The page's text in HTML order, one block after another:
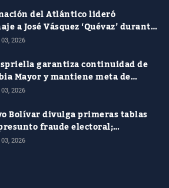
del Atlántico lideró
a José Vásquez ‘Quévaz’ durante
del libro de Alcides
2026
garantiza continuidad de
Mayor y mantiene meta de
el subsidio a $400.000
2026
Bolívar divulga primeras tablas
fraude electoral;
aún no responden a las
2026